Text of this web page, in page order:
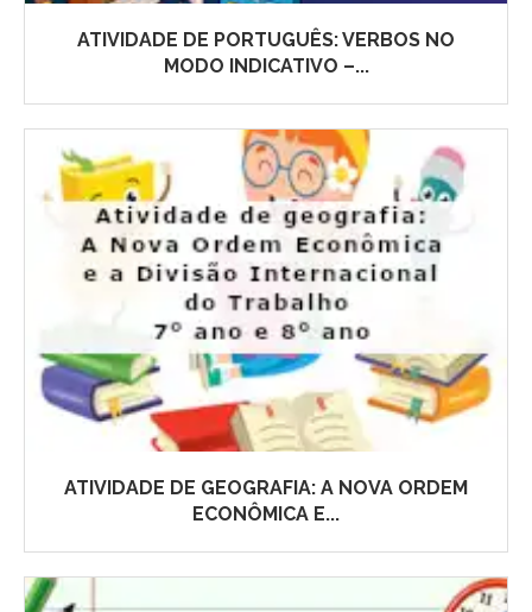
ATIVIDADE DE PORTUGUÊS: VERBOS NO
MODO INDICATIVO –...
ATIVIDADE DE GEOGRAFIA: A NOVA ORDEM
ECONÔMICA E...